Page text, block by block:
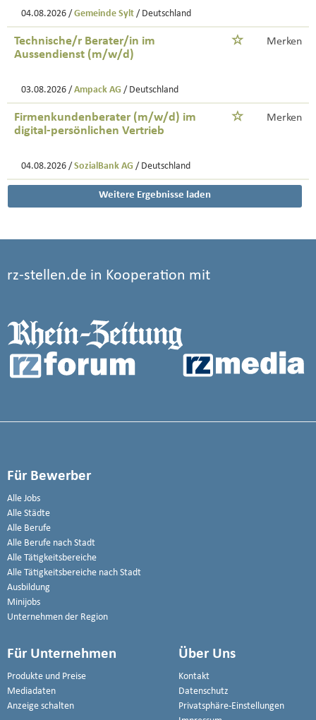
04.08.2026 / Gemeinde Sylt / Deutschland
Technische/r Berater/in im
Aussendienst (m/w/d)
Merken
03.08.2026 / Ampack AG / Deutschland
Firmenkundenberater (m/w/d) im
digital-persönlichen Vertrieb
Merken
04.08.2026 / SozialBank AG / Deutschland
Weitere Ergebnisse laden
rz-stellen.de in Kooperation mit
Für Bewerber
Alle Jobs
Alle Städte
Alle Berufe
Alle Berufe nach Stadt
Alle Tätigkeitsbereiche
Alle Tätigkeitsbereiche nach Stadt
Ausbildung
Minijobs
Unternehmen der Region
Für Unternehmen
Produkte und Preise
Mediadaten
Anzeige schalten
Über Uns
Kontakt
Datenschutz
Privatsphäre-Einstellungen